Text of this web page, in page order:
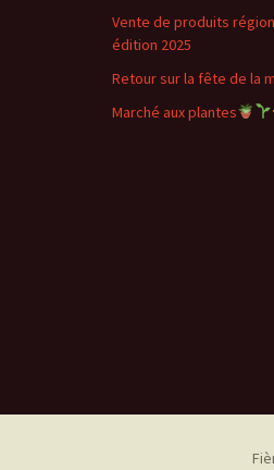
Vente de produits
édition 2025
Retour sur la fête de la
Marché aux plantes